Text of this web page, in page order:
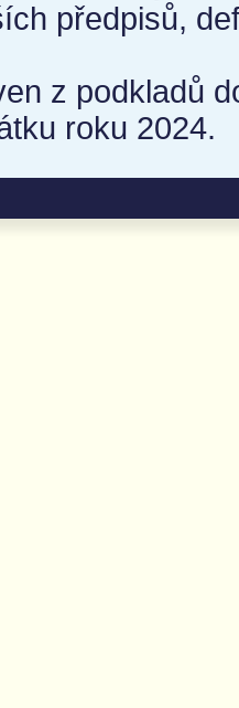
předpisů,
z podkladů
roku 2024.